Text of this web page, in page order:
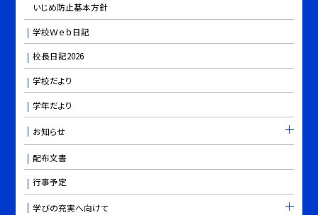
いじめ防止基本方針
学校Ｗｅｂ日記
校長日記2026
学校だより
学年だより
お知らせ
配布文書
行事予定
学びの充実へ向けて